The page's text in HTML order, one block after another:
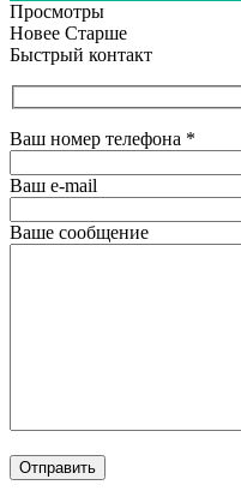
Просмотры
Новее Старше
Быстрый контакт
Ваш номер телефона *
Ваш e-mail
Ваше сообщение